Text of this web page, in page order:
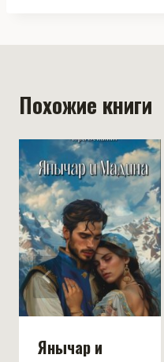
Похожие книги
Янычар и